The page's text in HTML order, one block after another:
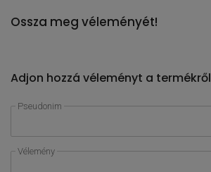
Ossza meg véleményét!
Adjon hozzá véleményt a termékről
Pseudonim
Vélemény